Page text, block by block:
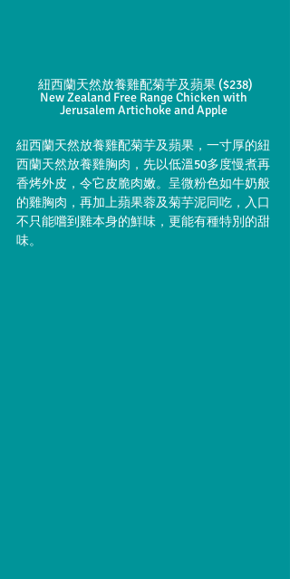
紐西蘭天然放養雞配菊芋及蘋果 ($238)
New Zealand Free Range Chicken with
Jerusalem Artichoke and Apple
紐西蘭天然放養雞配菊芋及蘋果，一寸厚的紐
西蘭天然放養雞胸肉，先以低溫50多度慢煮再
香烤外皮，令它皮脆肉嫩。呈微粉色如牛奶般
的雞胸肉，再加上蘋果蓉及菊芋泥同吃，入口
不只能嚐到雞本身的鮮味，更能有種特別的甜
味。